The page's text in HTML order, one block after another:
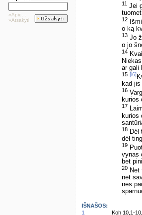
»Apie...
»Atsakyti
11 Jei
12
o ką
13 Jo
o jo
14
ar gali
15 [i6]
kad
16
kurios
17
kurios
18 Dėl
dėl
19
vynas
bet
20 Net
net
nes
IŠNAŠOS:
1
Koh 10,1-